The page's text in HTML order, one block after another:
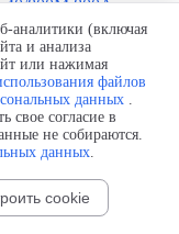
40/800M 800A
40/1250М 1250A
3F M2C2S2 M
3F M2C2S2 М
3F M2C2S2 М
аналитики (включая
и анализа
или нажимая
файлов
данных .
свое согласие в
не собираются.
данных.
cookie